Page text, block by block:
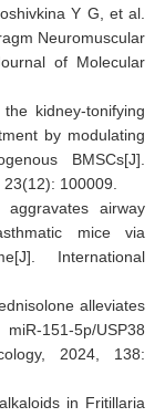
Y G, et al.
Neuromuscular
of Molecular
kidney-tonifying
by modulating
BMSCs[J].
100009.
airway
mice via
International
alleviates
151-5p/USP38
2024, 138:
in Fritillaria